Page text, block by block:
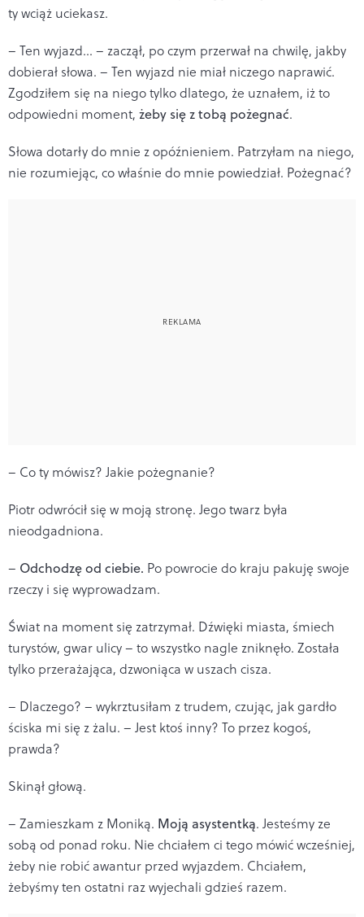
ty wciąż uciekasz.
– Ten wyjazd... – zaczął, po czym przerwał na chwilę, jakby
dobierał słowa. – Ten wyjazd nie miał niczego naprawić.
Zgodziłem się na niego tylko dlatego, że uznałem, iż to
odpowiedni moment, żeby się z tobą pożegnać.
Słowa dotarły do mnie z opóźnieniem. Patrzyłam na niego,
nie rozumiejąc, co właśnie do mnie powiedział. Pożegnać?
– Co ty mówisz? Jakie pożegnanie?
Piotr odwrócił się w moją stronę. Jego twarz była
nieodgadniona.
– Odchodzę od ciebie. Po powrocie do kraju pakuję swoje
rzeczy i się wyprowadzam.
Świat na moment się zatrzymał. Dźwięki miasta, śmiech
turystów, gwar ulicy – to wszystko nagle zniknęło. Została
tylko przerażająca, dzwoniąca w uszach cisza.
– Dlaczego? – wykrztusiłam z trudem, czując, jak gardło
ściska mi się z żalu. – Jest ktoś inny? To przez kogoś,
prawda?
Skinął głową.
– Zamieszkam z Moniką. Moją asystentką. Jesteśmy ze
sobą od ponad roku. Nie chciałem ci tego mówić wcześniej,
żeby nie robić awantur przed wyjazdem. Chciałem,
żebyśmy ten ostatni raz wyjechali gdzieś razem.